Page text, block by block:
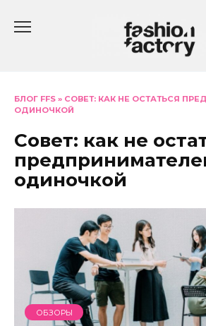
БЛОГ FFS » СОВЕТ: КАК НЕ ОСТАТЬСЯ
ОДИНОЧКОЙ
Совет: как не
одиночкой
ОБЗОРЫ